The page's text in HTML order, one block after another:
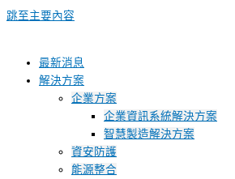
跳至主要內容
最新消息
解決方案
企業方案
企業資訊系統解決方案
智慧製造解決方案
資安防護
能源整合